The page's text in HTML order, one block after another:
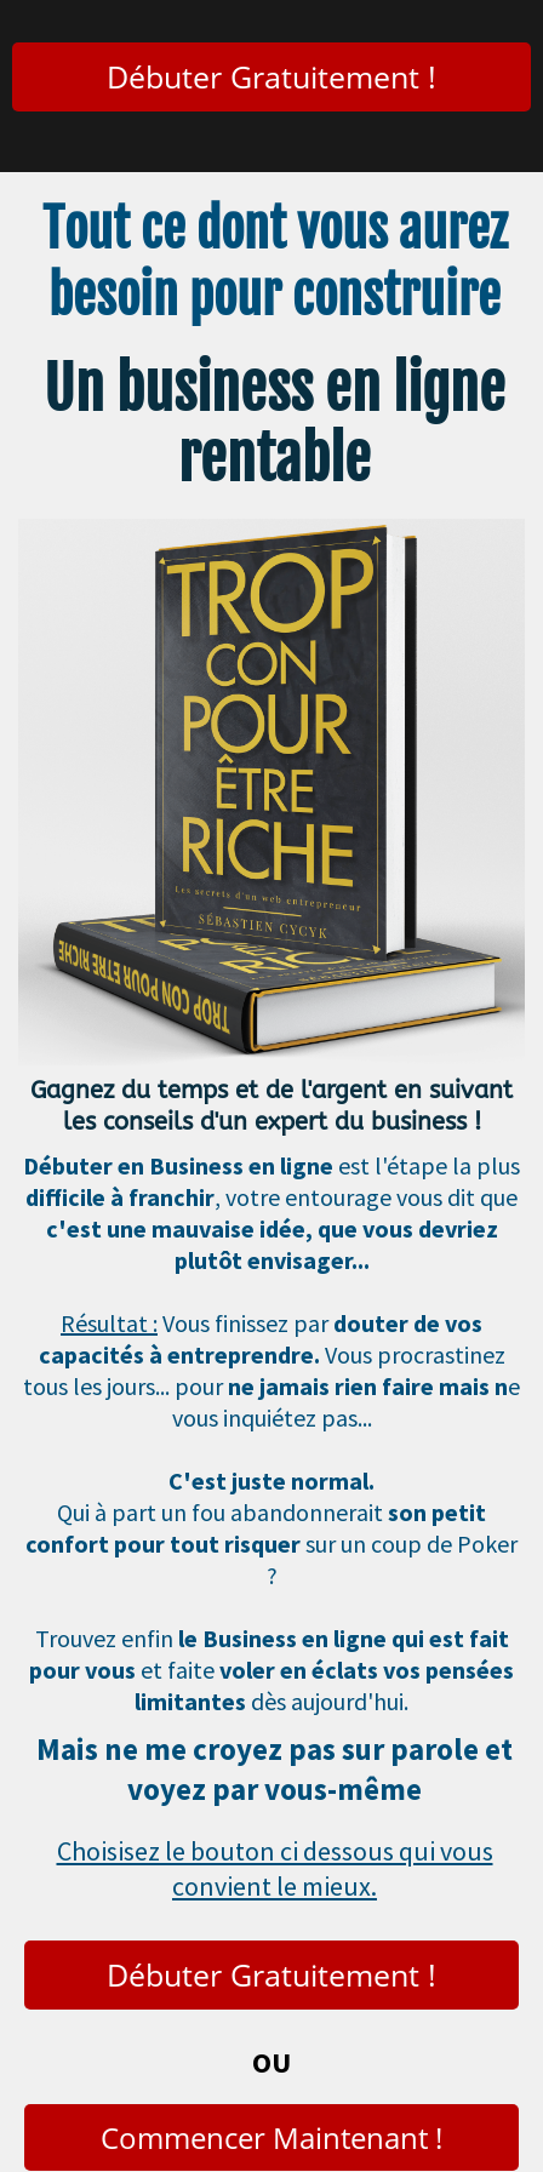
Débuter Gratuitement !
Tout ce dont vous aurez
besoin pour construire
Un business en ligne
rentable
Gagnez du temps et de l'argent en suivant
les conseils d'un expert du business !
Débuter en Business en ligne est l'étape la plus
difficile à franchir, votre entourage vous dit que
c'est une mauvaise idée, que vous devriez
plutôt envisager...
Résultat :Vous finissez pardouter de vos
capacités à entreprendre. Vous procrastinez
tous les jours... pourne jamais rien faire mais ne
vous inquiétez pas...
C'est juste normal.
Qui à part un fou abandonneraitson petit
confort pour tout risquersur un coup de Poker
?
Trouvez enfin le Business en ligne qui est fait
pour vous et faitevoler en éclats vos pensées
limitantes dès aujourd'hui.
Mais ne me croyez pas sur parole et
voyez par vous-même
Choisisez le bouton ci dessous qui vous
convient le mieux.
Débuter Gratuitement !
OU
Commencer Maintenant !